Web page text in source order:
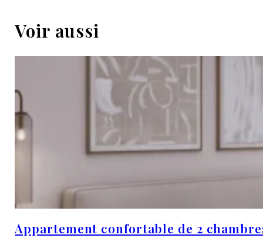
Voir aussi
Appartement confortable de 2